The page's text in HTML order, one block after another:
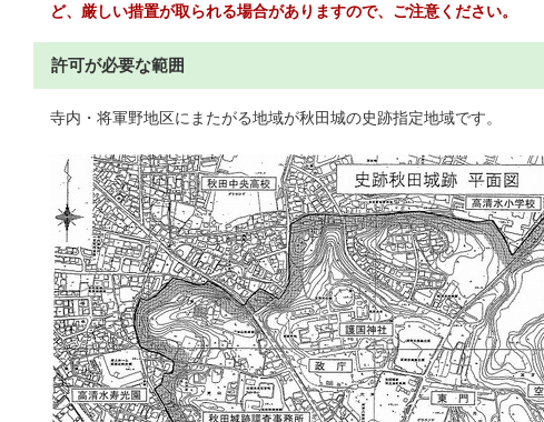
ど、厳しい措置が取られる場合がありますので、ご注意ください。
許可が必要な範囲
寺内・将軍野地区にまたがる地域が秋田城の史跡指定地域です。